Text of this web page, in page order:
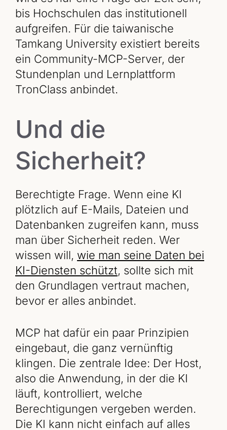
bis Hochschulen das institutionell
aufgreifen. Für die taiwanische
Tamkang University existiert bereits
ein Community-MCP-Server, der
Stundenplan und Lernplattform
TronClass anbindet.
Und die
Sicherheit?
Berechtigte Frage. Wenn eine KI
plötzlich auf E-Mails, Dateien und
Datenbanken zugreifen kann, muss
man über Sicherheit reden. Wer
wissen will, wie man seine Daten bei
KI-Diensten schützt, sollte sich mit
den Grundlagen vertraut machen,
bevor er alles anbindet.
MCP hat dafür ein paar Prinzipien
eingebaut, die ganz vernünftig
klingen. Die zentrale Idee: Der Host,
also die Anwendung, in der die KI
läuft, kontrolliert, welche
Berechtigungen vergeben werden.
Die KI kann nicht einfach auf alles